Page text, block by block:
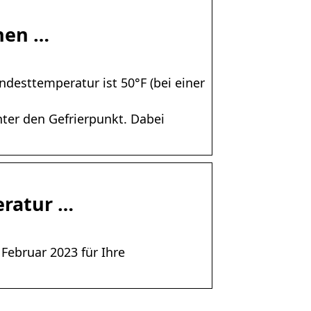
…
ist 50°F (bei einer
den Gefrierpunkt. Dabei
…
2023 für Ihre